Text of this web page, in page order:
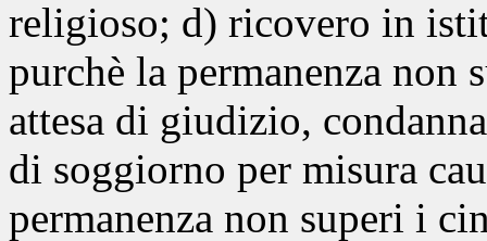
religioso; d) ricovero in
purchè la permanenza non
attesa di giudizio,
di soggiorno per misura
permanenza non superi i